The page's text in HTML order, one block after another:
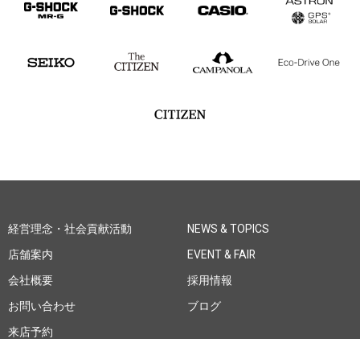
経営理念・社会貢献活動
店舗案内
会社概要
お問い合わせ
来店予約
NEWS & TOPICS
EVENT & FAIR
採用情報
ブログ